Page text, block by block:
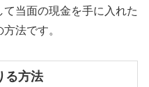
当面の現金を手に入れた
法です。
る方法